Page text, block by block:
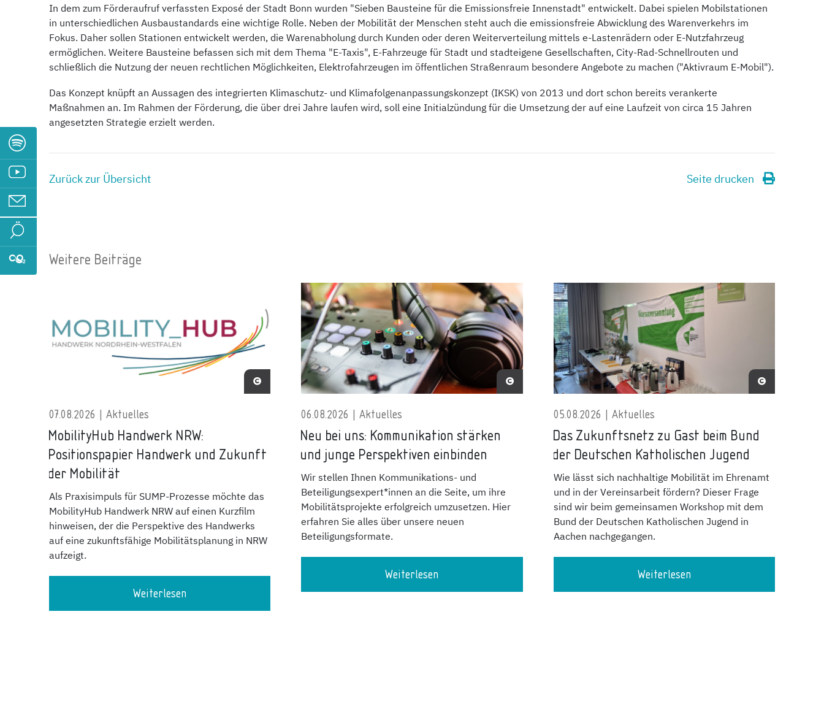
In dem zum Förderaufruf verfassten Exposé der Stadt Bonn wurden "Sieben Bausteine für die Emissionsfreie Innenstadt" entwickelt. Dabei spielen Mobilstationen
in unterschiedlichen Ausbaustandards eine wichtige Rolle. Neben der Mobilität der Menschen steht auch die emissionsfreie Abwicklung des Warenverkehrs im
Fokus. Daher sollen Stationen entwickelt werden, die Warenabholung durch Kunden oder deren Weiterverteilung mittels e-Lastenrädern oder E-Nutzfahrzeug
ermöglichen. Weitere Bausteine befassen sich mit dem Thema "E-Taxis", E-Fahrzeuge für Stadt und stadteigene Gesellschaften, City-Rad-Schnellrouten und
schließlich die Nutzung der neuen rechtlichen Möglichkeiten, Elektrofahrzeugen im öffentlichen Straßenraum besondere Angebote zu machen ("Aktivraum E-Mobil").
Das Konzept knüpft an Aussagen des integrierten Klimaschutz- und Klimafolgenanpassungskonzept (IKSK) von 2013 und dort schon bereits verankerte
Maßnahmen an. Im Rahmen der Förderung, die über drei Jahre laufen wird, soll eine Initialzündung für die Umsetzung der auf eine Laufzeit von circa 15 Jahren
angesetzten Strategie erzielt werden.
Zurück zur Übersicht Seite drucken
Weitere Beiträge
07.08.2026 | Aktuelles
MobilityHub Handwerk NRW:
Positionspapier Handwerk und Zukunft
der Mobilität
Als Praxisimpuls für SUMP-Prozesse möchte das
MobilityHub Handwerk NRW auf einen Kurzfilm
hinweisen, der die Perspektive des Handwerks
auf eine zukunftsfähige Mobilitätsplanung in NRW
aufzeigt.
Weiterlesen
06.08.2026 | Aktuelles
Neu bei uns: Kommunikation stärken
und junge Perspektiven einbinden
Wir stellen Ihnen Kommunikations- und
Beteiligungsexpert*innen an die Seite, um ihre
Mobilitätsprojekte erfolgreich umzusetzen. Hier
erfahren Sie alles über unsere neuen
Beteiligungsformate.
Weiterlesen
05.08.2026 | Aktuelles
Das Zukunftsnetz zu Gast beim Bund
der Deutschen Katholischen Jugend
Wie lässt sich nachhaltige Mobilität im Ehrenamt
und in der Vereinsarbeit fördern? Dieser Frage
sind wir beim gemeinsamen Workshop mit dem
Bund der Deutschen Katholischen Jugend in
Aachen nachgegangen.
Weiterlesen